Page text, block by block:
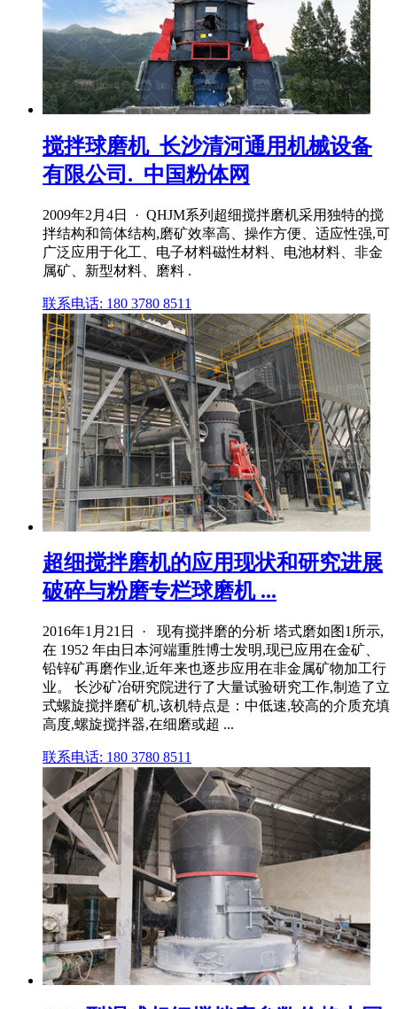
搅拌球磨机_长沙清河通用机械设备
有限公司._中国粉体网
2009年2月4日 · QHJM系列超细搅拌磨机采用独特的搅
拌结构和筒体结构,磨矿效率高、操作方便、适应性强,可
广泛应用于化工、电子材料磁性材料、电池材料、非金
属矿、新型材料、磨料 .
联系电话: 180 3780 8511
超细搅拌磨机的应用现状和研究进展
破碎与粉磨专栏球磨机 ...
2016年1月21日 · 现有搅拌磨的分析 塔式磨如图1所示,
在 1952 年由日本河端重胜博士发明,现已应用在金矿、
铅锌矿再磨作业,近年来也逐步应用在非金属矿物加工行
业。 长沙矿冶研究院进行了大量试验研究工作,制造了立
式螺旋搅拌磨矿机,该机特点是：中低速,较高的介质充填
高度,螺旋搅拌器,在细磨或超 ...
联系电话: 180 3780 8511